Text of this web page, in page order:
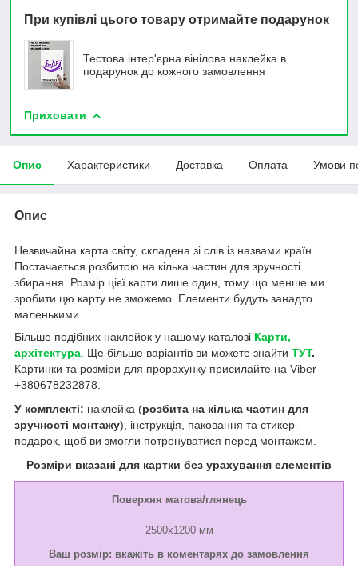
При купівлі цього товару отримайте подарунок
Тестова інтер'єрна вінілова наклейка в
подарунок до кожного замовлення
Приховати
Опис Характеристики Доставка Оплата Умови
Опис
Незвичайна карта світу, складена зі слів із назвами країн.
Постачається розбитою на кілька частин для зручності
збирання. Розмір цієї карти лише один, тому що менше ми
зробити цю карту не зможемо. Елементи будуть занадто
маленькими.
Більше подібних наклейок у нашому каталозі Карти,
архітектура . Ще більше варіантів ви можете знайти ТУТ.
Картинки та розміри для прорахунку присилайте на Viber
+380678232878.
У комплекті: наклейка (розбита на кілька частин для
зручності монтажу), інструкція, паковання та стикер-
подарок, щоб ви змогли потренуватися перед монтажем.
Розміри вказані для картки без урахування елементів
Поверхня матова/глянець
2500х1200 мм
Ваш розмір: вкажіть в коментарях до замовлення